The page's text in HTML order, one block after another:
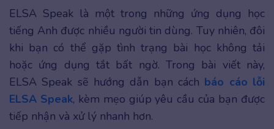
ELSA Speak là một trong những ứng dụng học
tiếng Anh được nhiều người tin dùng. Tuy nhiên, đôi
khi bạn có thể gặp tình trạng bài học không tải
hoặc ứng dụng tắt bất ngờ. Trong bài viết này,
ELSA Speak sẽ hướng dẫn bạn cách báo cáo lỗi
ELSA Speak, kèm mẹo giúp yêu cầu của bạn được
tiếp nhận và xử lý nhanh hơn.